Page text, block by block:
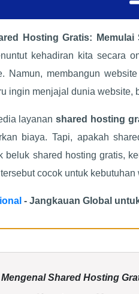
Hosting Gratis:
kehadiran kita secara
Namun, membangun
ingin menjajal dunia website,
layananshared hosting
biaya. Tapi, apakah
beluk shared hosting gratis,
cocok untuk kebutuhan
- Jangkauan Global
Mengenal Shared Hosting